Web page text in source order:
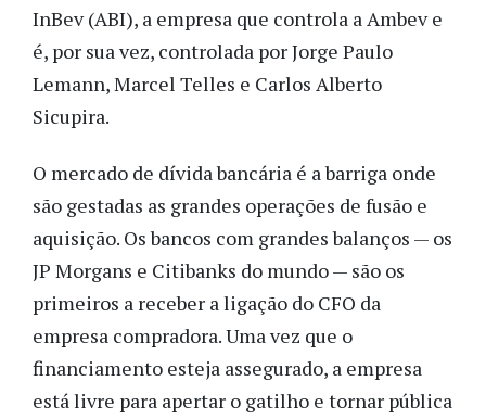
InBev (ABI), a empresa que controla a Ambev e
é, por sua vez, controlada por Jorge Paulo
Lemann, Marcel Telles e Carlos Alberto
Sicupira.
O mercado de dívida bancária é a barriga onde
são gestadas as grandes operações de fusão e
aquisição. Os bancos com grandes balanços — os
JP Morgans e Citibanks do mundo — são os
primeiros a receber a ligação do CFO da
empresa compradora. Uma vez que o
financiamento esteja assegurado, a empresa
está livre para apertar o gatilho e tornar pública